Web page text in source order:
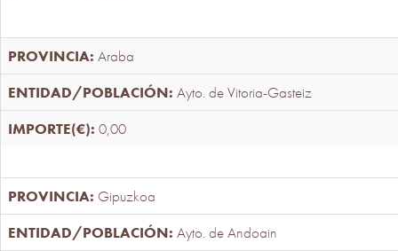
Araba
Ayto. de Vitoria-Gasteiz
0,00
Gipuzkoa
Ayto. de Andoain